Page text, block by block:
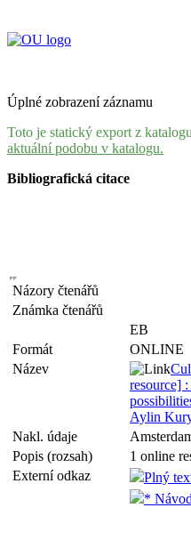
Úplné zobrazení záznamu
Toto je statický export z
aktuální podobu v katalogu.
Bibliografická citace
Názory čtenářů
Známka čtenářů
EB
Formát
ONLINE
Název
resource]
Aylin
Nakl. údaje
Popis (rozsah)
1 online
Externí odkaz
Plný
*